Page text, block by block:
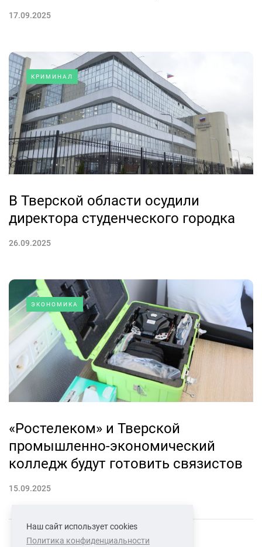
17.09.2025
КРИМИНАЛ
В Тверской области осудили
директора студенческого городка
26.09.2025
ЭКОНОМИКА
«Ростелеком» и Тверской
промышленно-экономический
колледж будут готовить связистов
15.09.2025
Наш сайт использует cookies
Политика конфиденциальности